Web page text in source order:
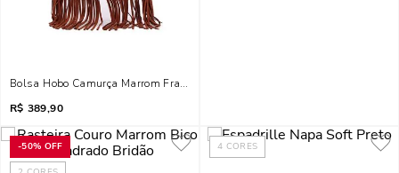
Bolsa Hobo Camurça Marrom Franjas Alça De Ombro
R$ 389,90
-50% OFF 4 CORES